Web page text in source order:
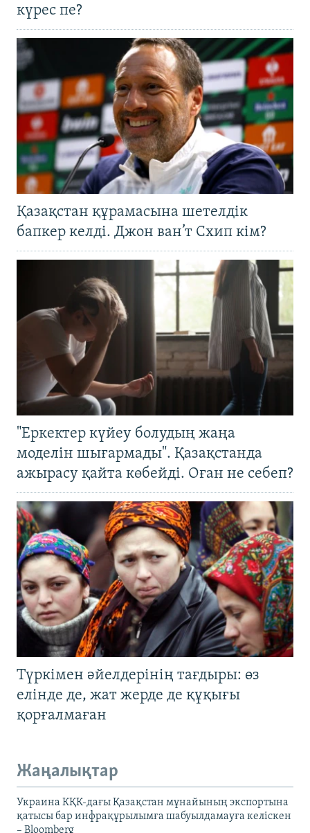
күрес пе?
Қазақстан құрамасына шетелдік
бапкер келді. Джон ван’т Схип кім?
"Еркектер күйеу болудың жаңа
моделін шығармады". Қазақстанда
ажырасу қайта көбейді. Оған не себеп?
Түркімен әйелдерінің тағдыры: өз
елінде де, жат жерде де құқығы
қорғалмаған
Жаңалықтар
Украина КҚК-дағы Қазақстан мұнайының экспортына
қатысы бар инфрақұрылымға шабуылдамауға келіскен
– Bloomberg